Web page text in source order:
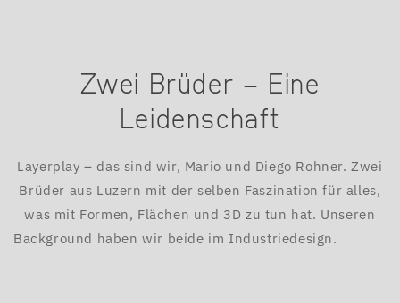
Zwei Brüder – Eine
Leidenschaft
Layerplay – das sind wir, Mario und Diego Rohner. Zwei
Brüder aus Luzern mit der selben Faszination für alles,
was mit Formen, Flächen und 3D zu tun hat. Unseren
Background haben wir beide im Industriedesign. ‎ ‎ ‎ ‎ ‎ ‎ ‎ ‎ ‎ ‎ ‎ ‎